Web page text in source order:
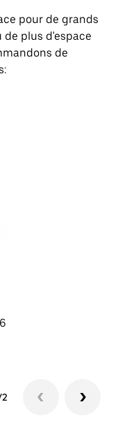
pour de grands
de plus d'espace
de